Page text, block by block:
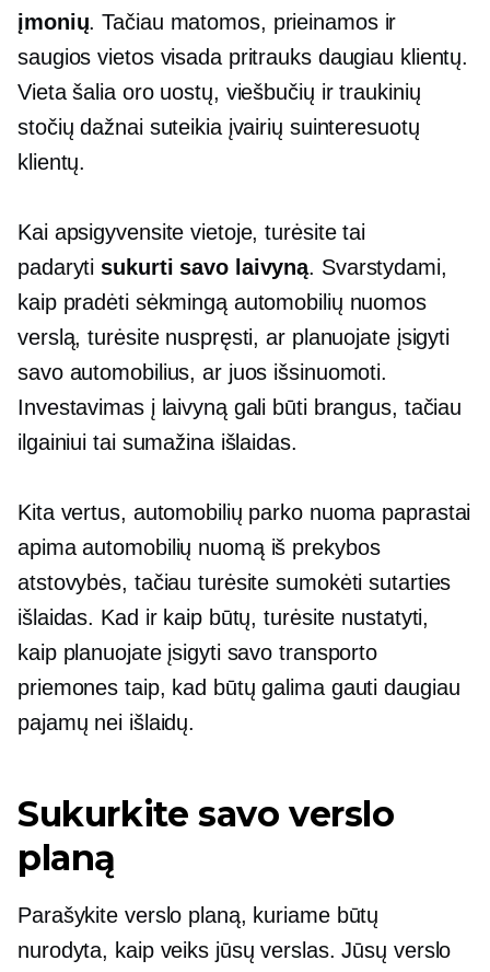
įmonių. Tačiau matomos, prieinamos ir
saugios vietos visada pritrauks daugiau klientų.
Vieta šalia oro uostų, viešbučių ir traukinių
stočių dažnai suteikia įvairių suinteresuotų
klientų.
Kai apsigyvensite vietoje, turėsite tai
padarytisukurti savo laivyną. Svarstydami,
kaip pradėti sėkmingą automobilių nuomos
verslą, turėsite nuspręsti, ar planuojate įsigyti
savo automobilius, ar juos išsinuomoti.
Investavimas į laivyną gali būti brangus, tačiau
ilgainiui tai sumažina išlaidas.
Kita vertus, automobilių parko nuoma paprastai
apima automobilių nuomą iš prekybos
atstovybės, tačiau turėsite sumokėti sutarties
išlaidas. Kad ir kaip būtų, turėsite nustatyti,
kaip planuojate įsigyti savo transporto
priemones taip, kad būtų galima gauti daugiau
pajamų nei išlaidų.
Sukurkite savo verslo
planą
Parašykite verslo planą, kuriame būtų
nurodyta, kaip veiks jūsų verslas. Jūsų verslo